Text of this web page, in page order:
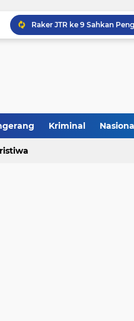
Raker JTR ke 9 Sahkan
Kriminal